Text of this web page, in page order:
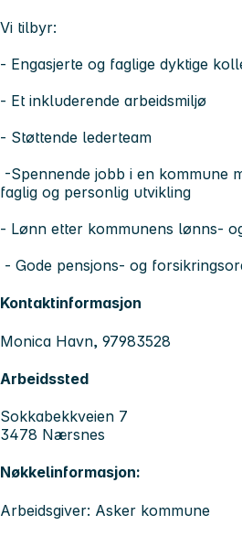
Vi tilbyr:
- Engasjerte og faglige dyktige
- Et inkluderende arbeidsmiljø
- Støttende lederteam
-Spennende jobb i en kommune
faglig og personlig utvikling
- Lønn etter kommunens lønns-
- Gode pensjons- og
Kontaktinformasjon
Monica Havn, 97983528
Arbeidssted
Sokkabekkveien 7
3478 Nærsnes
Nøkkelinformasjon:
Arbeidsgiver: Asker kommune